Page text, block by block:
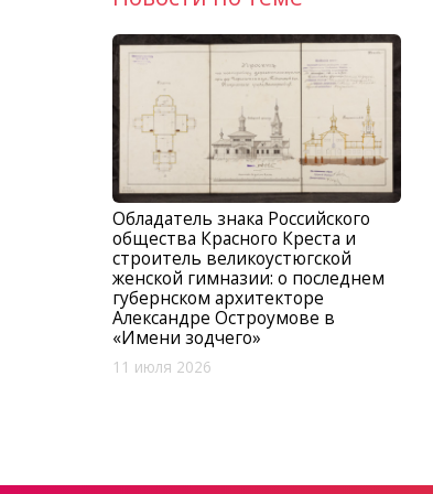
Обладатель знака Российского
общества Красного Креста и
строитель великоустюгской
женской гимназии: о последнем
губернском архитекторе
Александре Остроумове в
«Имени зодчего»
11 июля 2026